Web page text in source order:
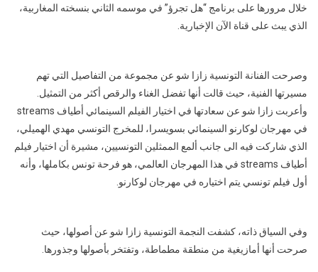
تكشف
عن
خلال
برنامج
هل
مع
قصابني
خلال مرورها على برنامج “هل تجرؤ” في موسمه الثاني بنسخته المغاربية،
الذي يبث على قناة الآن الإخبارية.
وصرحت الفنانة التونسية زازا شو عن مجموعة من التفاصيل التي تهم
مسيرتها الفنية، حيث قالت أنها تفضل الغناء والرقص أكثر من التمثيل.
وأعربت زازا شو عن سعادتها في اختيار الفيلم السينمائي أطياف streams
في مهرجان لوكارنو السينمائي بسويسرا، للمخرج التونسي مهدي الهميلي،
الذي شاركت فيه الى جانب ألمع الممثلين التونسيين، مشيرة أن اختيار فيلم
أطياف streams في هذا المهرجان العالمي، هو فرحة تونس بكاملها، وأنه
أول فيلم تونسي يتم اختياره في مهرجان لوكارنو.
وفي السياق ذاته، كشفت النجمة التونسية زازا شو عن أصولها، حيث
صرحت أنها أمازيغية من منطقة مطماطة، وتفتخر بأصولها وجذورها.